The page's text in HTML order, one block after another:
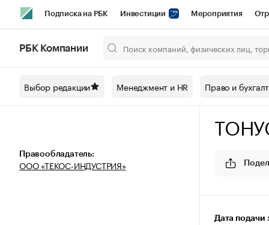
Подписка на РБК Инвестиции Мероприятия
Спецпроекты СПб Конференции СПб Спецпроекты
Рынок наличной
РБК Компании
Выбор редакции Менеджмент и HR Право и
Правообладатель:
ООО «ТЕКОС-ИНДУСТРИЯ»
Дата подачи